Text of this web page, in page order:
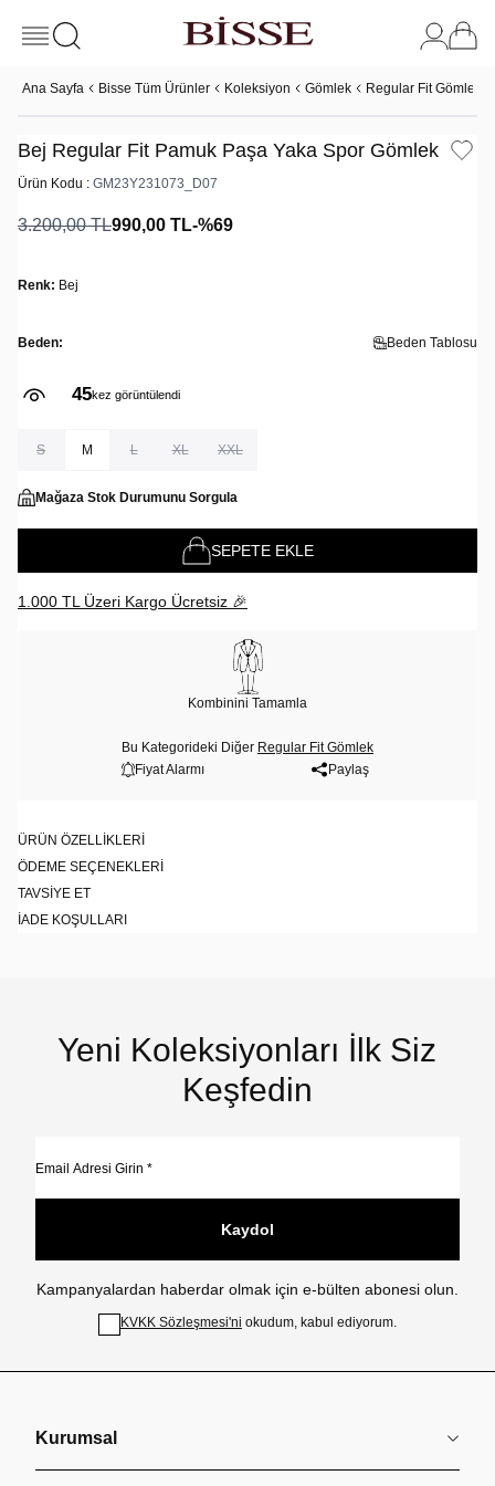
Ana Sayfa Bisse Tüm Ürünler Koleksiyon Gömlek Regular Fit Gömlek
Bej Regular Fit Pamuk Paşa Yaka Spor Gömlek
Ürün Kodu : GM23Y231073_D07
3.200,00TL990,00 TL-%69
Renk: Bej
Beden: Beden Tablosu
45kez görüntülendi
S M L XL XXL
Mağaza Stok Durumunu Sorgula
SEPETE EKLE
1.000 TL Üzeri Kargo Ücretsiz 🎉
Kombinini Tamamla
Bu Kategorideki Diğer Regular Fit Gömlek
Fiyat Alarmı
Paylaş
ÜRÜN ÖZELLIKLERI
ÖDEME SEÇENEKLERI
TAVSIYE ET
İADE KOŞULLARI
Yeni Koleksiyonları İlk Siz
Keşfedin
Kaydol
Kampanyalardan haberdar olmak için e-bülten abonesi olun.
KVKK Sözleşmesi'ni okudum, kabul ediyorum.
Kurumsal